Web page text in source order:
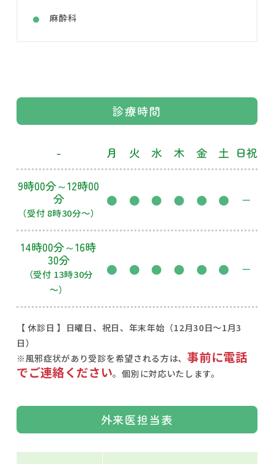
麻酔科
診療時間
- 月 火 水 木 金 土 日祝
9時00分～12時00
分
（受付 8時30分～）
● ● ● ● ● ● ー
14時00分～16時
30分
（受付 13時30分
～）
● ● ● ● ● ● ー
【 休診日 】日曜日、祝日、年末年始（12月30日～1月3
日）
※風邪症状があり受診を希望される方は、事前に電話
でご連絡ください。個別に対応いたします。
外来医担当表